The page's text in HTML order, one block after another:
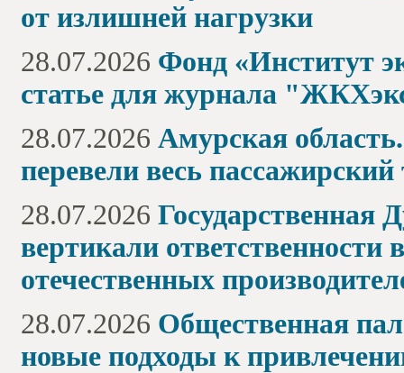
от излишней нагрузки
28.07.2026 Фонд «Институт
статье для журнала
28.07.2026 Амурская
перевели весь пассажирский
28.07.2026 Государственная
вертикали
отечественных
28.07.2026 Общественная
новые подходы к